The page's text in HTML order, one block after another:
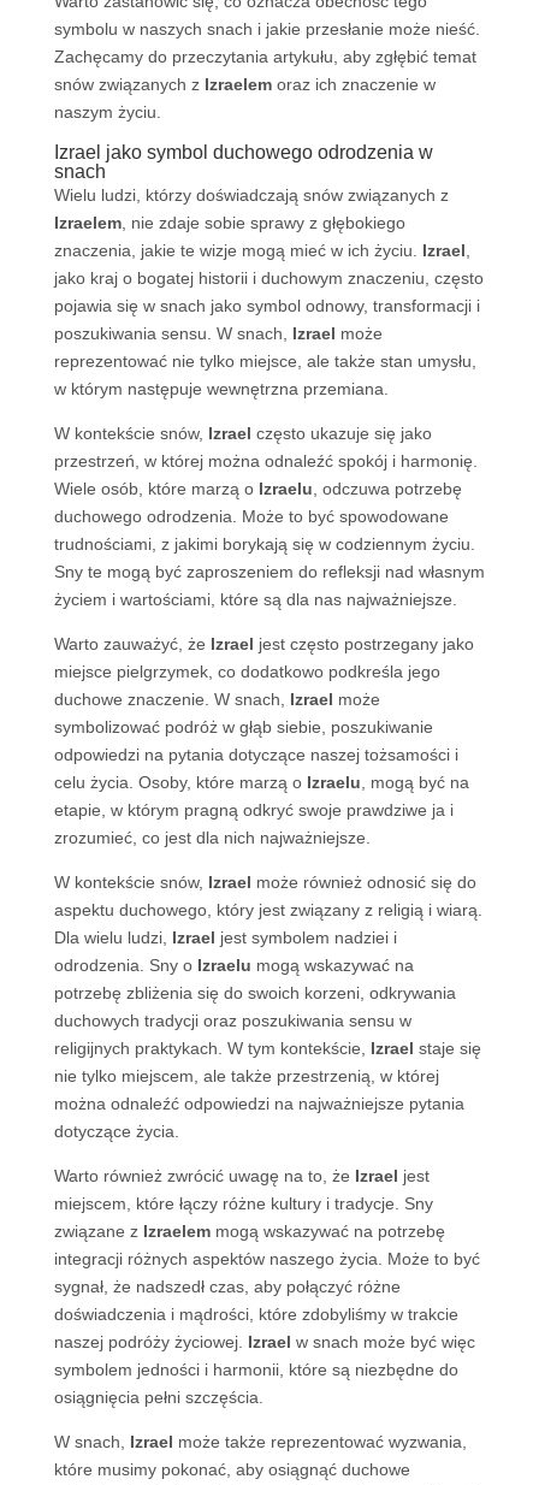
symbolu w naszych snach i jakie przesłanie może nieść.
Zachęcamy do przeczytania artykułu, aby zgłębić temat
snów związanych z Izraelemoraz ich znaczenie w
naszym życiu.
Izrael jako symbol duchowego odrodzenia w
snach
Wielu ludzi, którzy doświadczają snów związanych z
Izraelem, nie zdaje sobie sprawy z głębokiego
znaczenia, jakie te wizje mogą mieć w ich życiu. Izrael
jako kraj o bogatej historii i duchowym znaczeniu, często
pojawia się w snach jako symbol odnowy, transformacji i
poszukiwania sensu. W snach, Izrael może
reprezentować nie tylko miejsce, ale także stan umysłu,
w którym następuje wewnętrzna przemiana.
W kontekście snów, Izrael często ukazuje się jako
przestrzeń, w której można odnaleźć spokój i harmonię.
Wiele osób, które marzą o Izraelu , odczuwa potrzebę
duchowego odrodzenia. Może to być spowodowane
trudnościami, z jakimi borykają się w codziennym życiu.
Sny te mogą być zaproszeniem do refleksji nad własnym
życiem i wartościami, które są dla nas najważniejsze.
Warto zauważyć, że Izrael jest często postrzegany jako
miejsce pielgrzymek, co dodatkowo podkreśla jego
duchowe znaczenie. W snach, Izrael może
symbolizować podróż w głąb siebie, poszukiwanie
odpowiedzi na pytania dotyczące naszej tożsamości i
celu życia. Osoby, które marzą o Izraelu , mogą być na
etapie, w którym pragną odkryć swoje prawdziwe ja i
zrozumieć, co jest dla nich najważniejsze.
W kontekście snów, Izrael może również odnosić się do
aspektu duchowego, który jest związany z religią i wiarą.
Dla wielu ludzi, Izrael jest symbolem nadziei i
odrodzenia. Sny o Izraelu mogą wskazywać na
potrzebę zbliżenia się do swoich korzeni, odkrywania
duchowych tradycji oraz poszukiwania sensu w
religijnych praktykach. W tym kontekście, Izrael staje się
nie tylko miejscem, ale także przestrzenią, w której
można odnaleźć odpowiedzi na najważniejsze pytania
dotyczące życia.
Warto również zwrócić uwagę na to, że Izrael jest
miejscem, które łączy różne kultury i tradycje. Sny
związane z Izraelemmogą wskazywać na potrzebę
integracji różnych aspektów naszego życia. Może to być
sygnał, że nadszedł czas, aby połączyć różne
doświadczenia i mądrości, które zdobyliśmy w trakcie
naszej podróży życiowej. Izrael w snach może być więc
symbolem jedności i harmonii, które są niezbędne do
osiągnięcia pełni szczęścia.
W snach, Izrael może także reprezentować wyzwania,
które musimy pokonać, aby osiągnąć duchowe